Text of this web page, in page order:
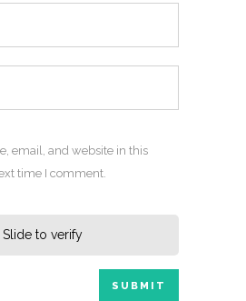
email, and website in this
time I comment.
Slide to verify